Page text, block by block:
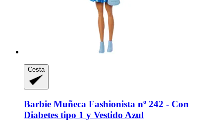
Cesta
Barbie Muñeca Fashionista nº 242 -​ Con
Diabetes tipo 1 y Vestido Azul